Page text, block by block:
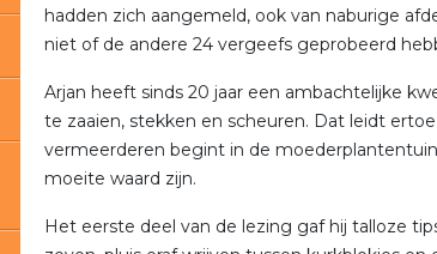
hadden zich aangemeld, ook van naburige
niet of de andere 24 vergeefs geprobeerd
Arjan heeft sinds 20 jaar een ambachtelijke
te zaaien, stekken en scheuren. Dat leidt
vermeerderen begint in de
moeite waard zijn.
Het eerste deel van de lezing gaf hij talloze